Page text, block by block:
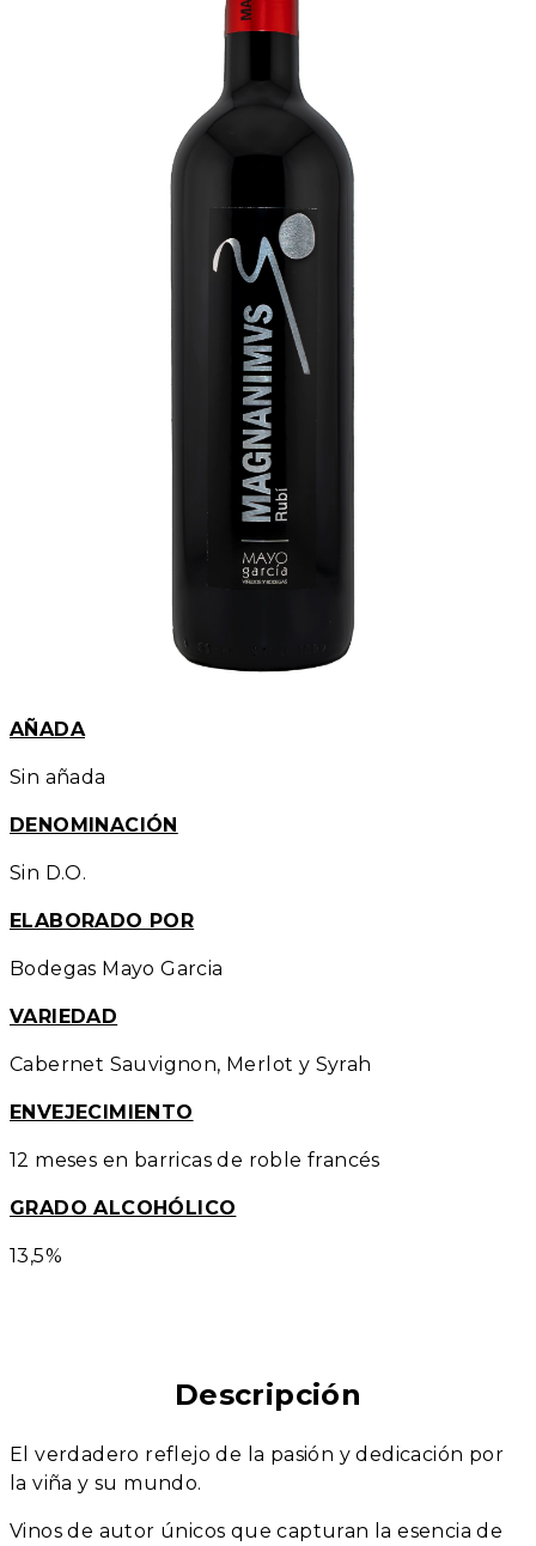
AÑADA
Sin añada
DENOMINACIÓN
Sin D.O.
ELABORADO POR
Bodegas Mayo Garcia
VARIEDAD
Cabernet Sauvignon, Merlot y Syrah
ENVEJECIMIENTO
12 meses en barricas de roble francés
GRADO ALCOHÓLICO
13,5%
Descripción
El verdadero reflejo de la pasión y dedicación por
la viña y su mundo.
Vinos de autor únicos que capturan la esencia de